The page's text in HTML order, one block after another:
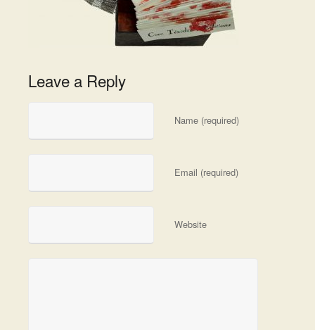
Leave a Reply
Name (required)
Email (required)
Website